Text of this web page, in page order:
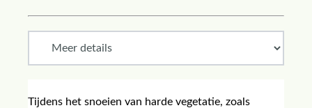
Tijdens het snoeien van harde vegetatie, zoals